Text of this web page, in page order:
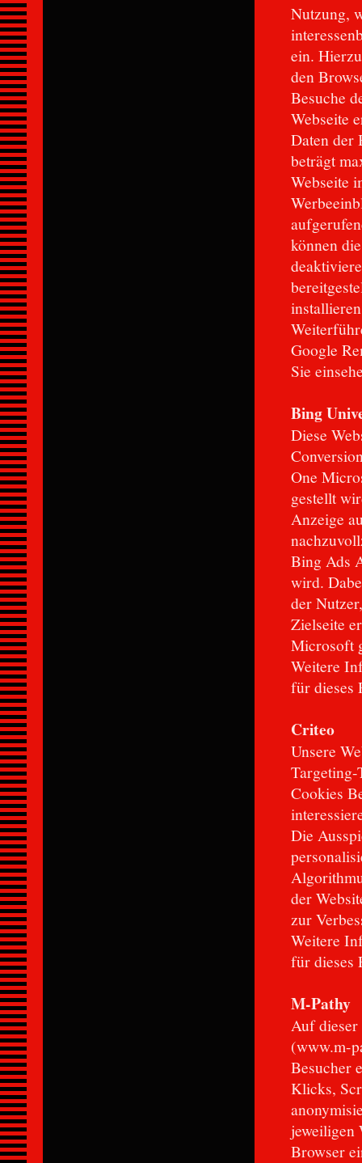
Nutzung,
ein.
den
Besuche
Webseite
Daten der
beträgt
Webseite
können
Google
Sie
Bing
Diese
One
gestellt
Anzeige
Bing Ads
wird.
der
Zielseite
Microsoft
Weitere
für dieses
Criteo
Unsere
Cookies
Die
der
zur
Weitere
für dieses
M-Pathy
Auf
(www.m-
Besucher
Klicks,
jeweiligen
Browser